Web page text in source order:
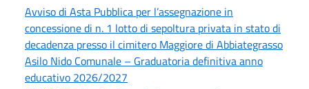
Avviso di Asta Pubblica per l’assegnazione in
concessione di n. 1 lotto di sepoltura privata in stato di
decadenza presso il cimitero Maggiore di Abbiategrasso
Asilo Nido Comunale – Graduatoria definitiva anno
educativo 2026/2027